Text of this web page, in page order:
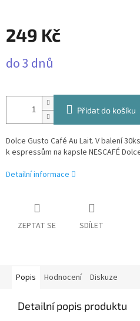
249 Kč
cena:
do 3 dnů
Přidat do košíku
Dolce Gusto Café Au Lait. V balení
k espressům na kapsle NESCAFÉ
Detailní informace
ZEPTAT SE SDÍLET
Popis Hodnocení Diskuze
Detailní popis produktu